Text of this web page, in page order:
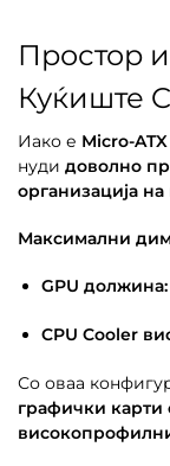
Простор
Куќиште
Иако е Micro-
нуди доволно
организација
Максимални
GPU должина:
CPU Cooler
Со оваа
графички карти